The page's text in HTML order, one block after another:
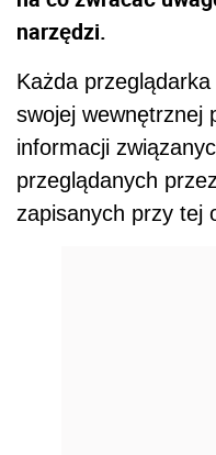
narzędzi.
Każda
swojej wewnętrznej
informacji
przeglądanych
zapisanych przy tej